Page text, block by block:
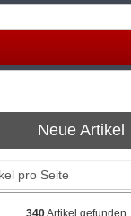
Neue Artikel
340Artikel gefunden